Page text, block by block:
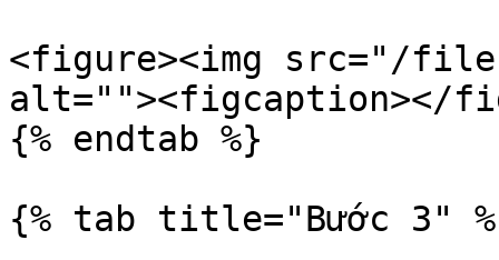
<figure><img src="/files/
alt=""><figcaption></
{% endtab %}
{% tab title="Bước 3"